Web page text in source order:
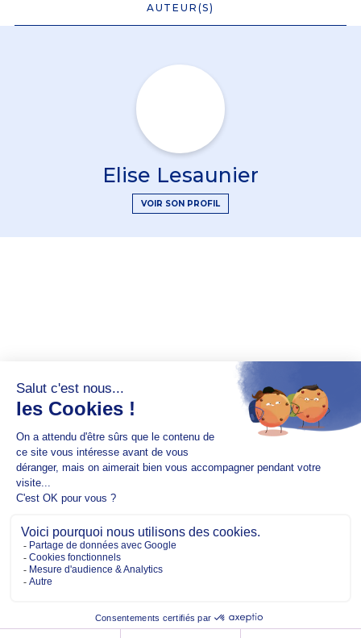
AUTEUR(S)
Elise Lesaunier
VOIR SON PROFIL
Copyright @2026 EM Normandie